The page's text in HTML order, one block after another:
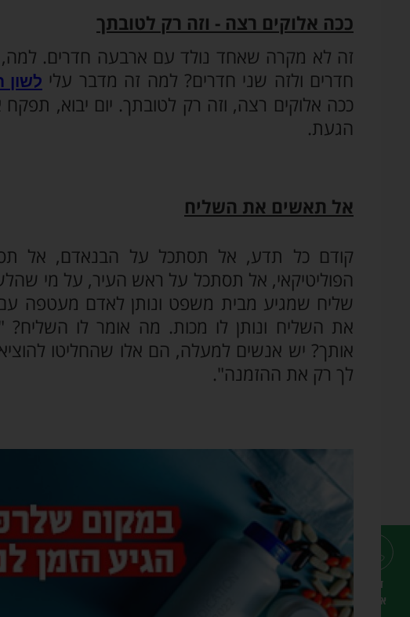
דברו
איתנו
ככה אלוקים רצה - וזה רק לטובתך
זה לא מקרה שאחד נולד עם ארבעה חדרים. למה,
חדרים ולזה שני חדרים? למה זה מדבר עלי לשון
ככה אלוקים רצה, וזה רק לטובתך. יום יבוא,
הגעת.
אל תאשים את השליח
קודם כל תדע, אל תסתכל על הבנאדם, אל
הפוליטיקאי, אל תסתכל על ראש העיר, על מי
שליח שמגיע מבית משפט ונותן לאדם מעטפה
את השליח ונותן לו מכות. מה אומר לו
אותך? יש אנשים למעלה, הם אלו שהחליטו
לך רק את ההזמנה".